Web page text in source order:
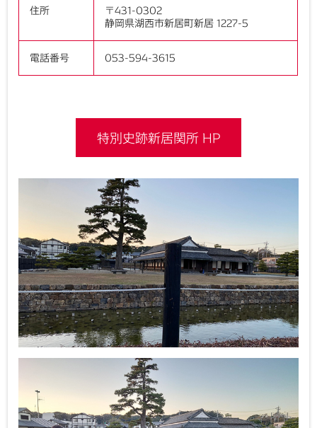
住所
〒431-0302
静岡県湖西市新居町新居 1227-5
電話番号 053-594-3615
特別史跡新居関所 HP